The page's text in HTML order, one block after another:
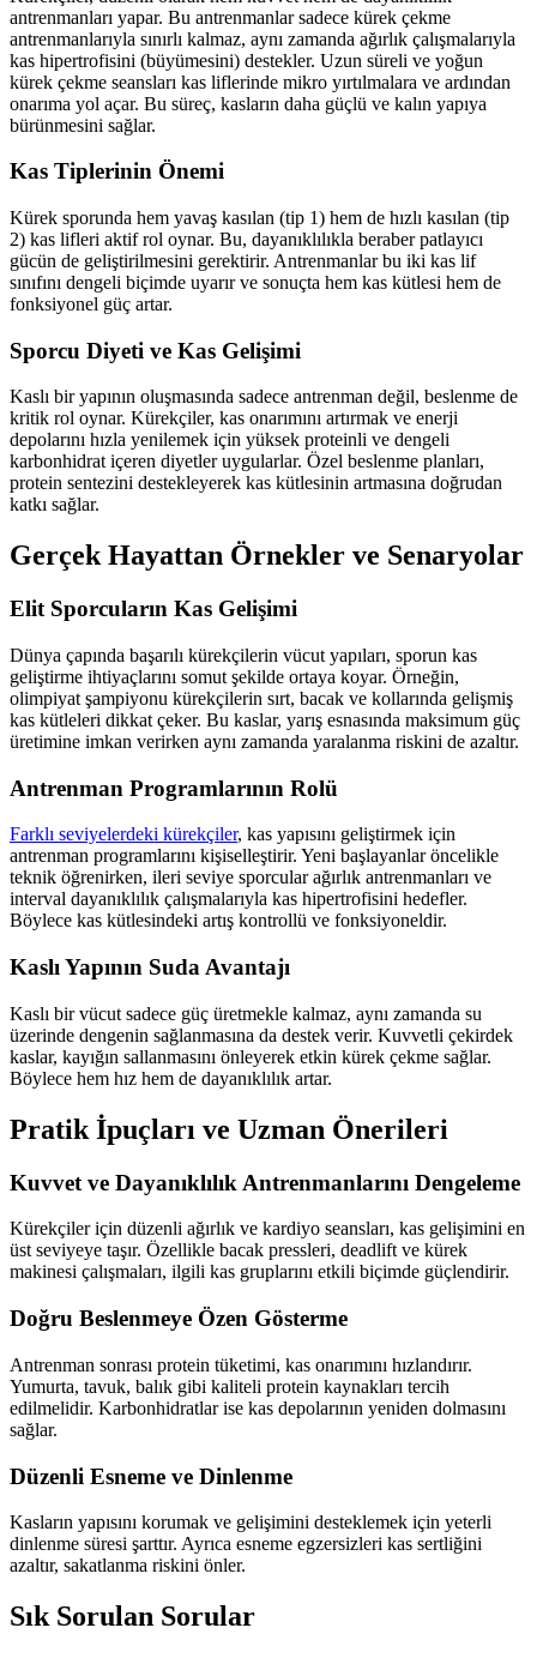
antrenmanları yapar. Bu antrenmanlar sadece kürek çekme
antrenmanlarıyla sınırlı kalmaz, aynı zamanda ağırlık çalışmalarıyla
kas hipertrofisini (büyümesini) destekler. Uzun süreli ve yoğun
kürek çekme seansları kas liflerinde mikro yırtılmalara ve ardından
onarıma yol açar. Bu süreç, kasların daha güçlü ve kalın yapıya
bürünmesini sağlar.
Kas Tiplerinin Önemi
Kürek sporunda hem yavaş kasılan (tip 1) hem de hızlı kasılan (tip
2) kas lifleri aktif rol oynar. Bu, dayanıklılıkla beraber patlayıcı
gücün de geliştirilmesini gerektirir. Antrenmanlar bu iki kas lif
sınıfını dengeli biçimde uyarır ve sonuçta hem kas kütlesi hem de
fonksiyonel güç artar.
Sporcu Diyeti ve Kas Gelişimi
Kaslı bir yapının oluşmasında sadece antrenman değil, beslenme de
kritik rol oynar. Kürekçiler, kas onarımını artırmak ve enerji
depolarını hızla yenilemek için yüksek proteinli ve dengeli
karbonhidrat içeren diyetler uygularlar. Özel beslenme planları,
protein sentezini destekleyerek kas kütlesinin artmasına doğrudan
katkı sağlar.
Gerçek Hayattan Örnekler ve Senaryolar
Elit Sporcuların Kas Gelişimi
Dünya çapında başarılı kürekçilerin vücut yapıları, sporun kas
geliştirme ihtiyaçlarını somut şekilde ortaya koyar. Örneğin,
olimpiyat şampiyonu kürekçilerin sırt, bacak ve kollarında gelişmiş
kas kütleleri dikkat çeker. Bu kaslar, yarış esnasında maksimum güç
üretimine imkan verirken aynı zamanda yaralanma riskini de azaltır.
Antrenman Programlarının Rolü
Farklı seviyelerdeki kürekçiler, kas yapısını geliştirmek için
antrenman programlarını kişiselleştirir. Yeni başlayanlar öncelikle
teknik öğrenirken, ileri seviye sporcular ağırlık antrenmanları ve
interval dayanıklılık çalışmalarıyla kas hipertrofisini hedefler.
Böylece kas kütlesindeki artış kontrollü ve fonksiyoneldir.
Kaslı Yapının Suda Avantajı
Kaslı bir vücut sadece güç üretmekle kalmaz, aynı zamanda su
üzerinde dengenin sağlanmasına da destek verir. Kuvvetli çekirdek
kaslar, kayığın sallanmasını önleyerek etkin kürek çekme sağlar.
Böylece hem hız hem de dayanıklılık artar.
Pratik İpuçları ve Uzman Önerileri
Kuvvet ve Dayanıklılık Antrenmanlarını Dengeleme
Kürekçiler için düzenli ağırlık ve kardiyo seansları, kas gelişimini en
üst seviyeye taşır. Özellikle bacak pressleri, deadlift ve kürek
makinesi çalışmaları, ilgili kas gruplarını etkili biçimde güçlendirir.
Doğru Beslenmeye Özen Gösterme
Antrenman sonrası protein tüketimi, kas onarımını hızlandırır.
Yumurta, tavuk, balık gibi kaliteli protein kaynakları tercih
edilmelidir. Karbonhidratlar ise kas depolarının yeniden dolmasını
sağlar.
Düzenli Esneme ve Dinlenme
Kasların yapısını korumak ve gelişimini desteklemek için yeterli
dinlenme süresi şarttır. Ayrıca esneme egzersizleri kas sertliğini
azaltır, sakatlanma riskini önler.
Sık Sorulan Sorular